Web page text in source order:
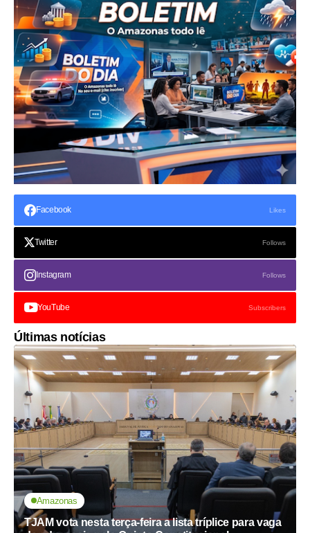
Facebook Likes
Twitter Follows
Instagram Follows
YouTube Subscribers
Últimas notícias
Amazonas
TJAM vota nesta terça-feira a lista tríplice para vaga